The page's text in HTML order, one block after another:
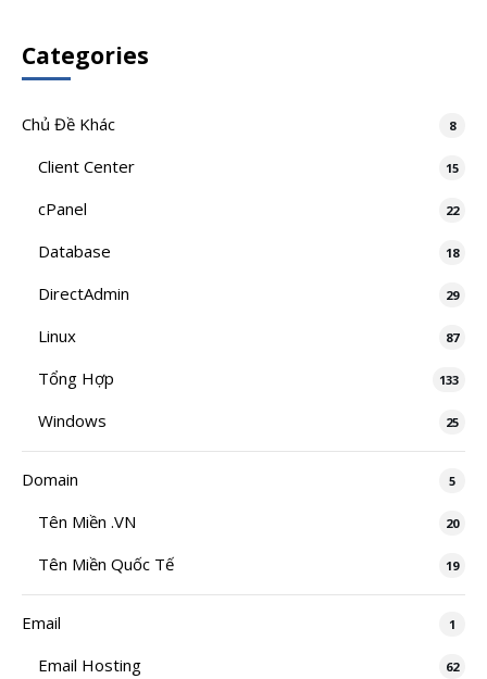
Categories
Chủ Đề Khác 8
Client Center 15
cPanel 22
Database 18
DirectAdmin 29
Linux 87
Tổng Hợp 133
Windows 25
Domain 5
Tên Miền .VN 20
Tên Miền Quốc Tế 19
Email 1
Email Hosting 62